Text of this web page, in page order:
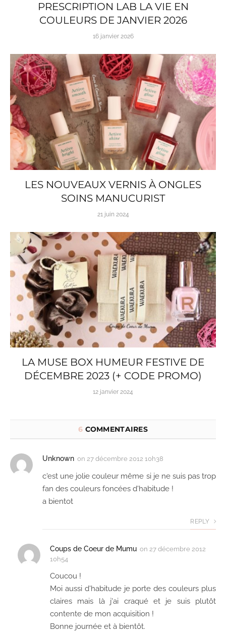
PRESCRIPTION LAB LA VIE EN
COULEURS DE JANVIER 2026
16 janvier 2026
LES NOUVEAUX VERNIS À ONGLES
SOINS MANUCURIST
21 juin 2024
LA MUSE BOX HUMEUR FESTIVE DE
DÉCEMBRE 2023 (+ CODE PROMO)
12 janvier 2024
6 COMMENTAIRES
Unknown on 27 décembre 2012 10h38
c'est une jolie couleur même si je ne suis pas trop
fan des couleurs foncées d'habitude !
a bientot
REPLY
Coups de Coeur de Mumu on 27 décembre 2012
10h54
Coucou !
Moi aussi d'habitude je porte des couleurs plus
claires mais là j'ai craqué et je suis plutôt
contente de mon acquisition !
Bonne journée et à bientôt.